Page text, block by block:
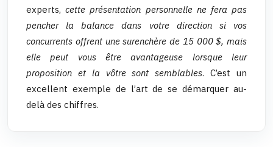
experts,cette présentation personnelle ne fera pas
pencher la balance dans votre direction si vos
concurrents offrent une surenchère de 15 000 $, mais
elle peut vous être avantageuse lorsque leur
proposition et la vôtre sont semblables. C’est un
excellent exemple de l’art de se démarquer au-
delà des chiffres.